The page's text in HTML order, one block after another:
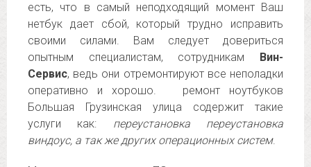
есть, что в самый неподходящий момент Ваш
нетбук дает сбой, который трудно исправить
своими силами. Вам следует довериться
опытным специалистам, сотрудникам Вин-
Сервис, ведь они отремонтируют все неполадки
оперативно и хорошо. ремонт ноутбуков
Большая Грузинская улица содержит такие
услуги как: переустановка переустановка
виндоус, а так же других операционных систем.